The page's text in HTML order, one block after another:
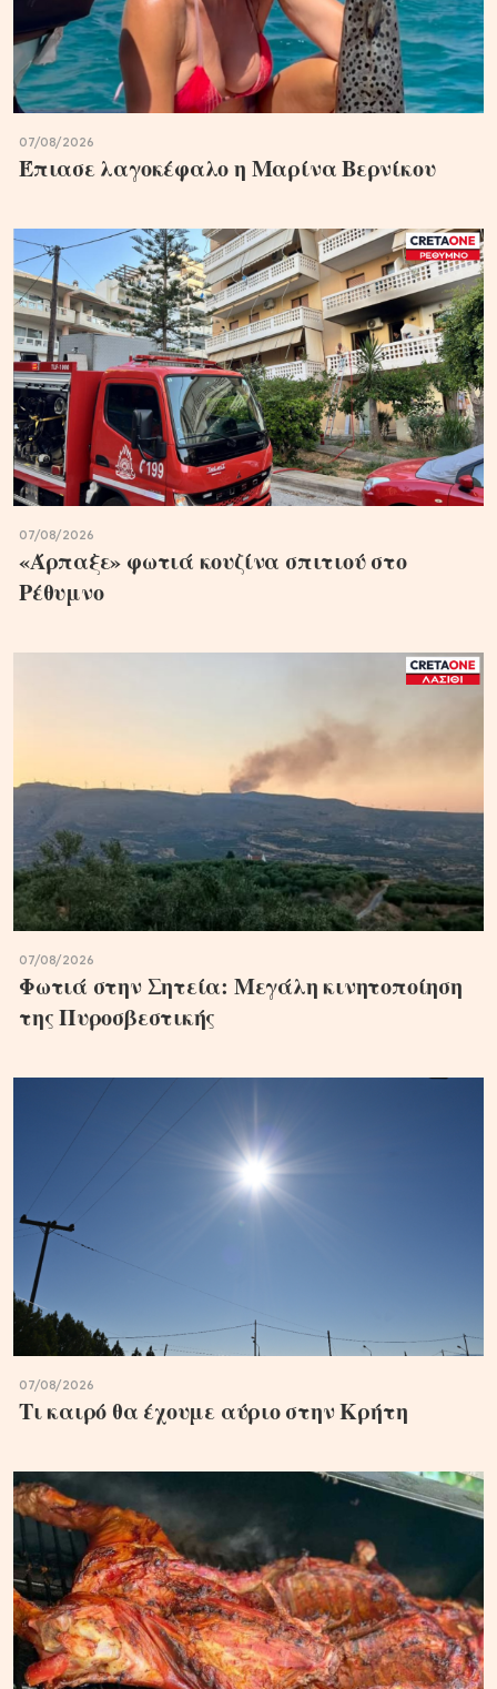
07/08/2026
Έπιασε λαγοκέφαλο η Μαρίνα Βερνίκου
07/08/2026
«Άρπαξε» φωτιά κουζίνα σπιτιού στο
Ρέθυμνο
07/08/2026
Φωτιά στην Σητεία: Μεγάλη κινητοποίηση
της Πυροσβεστικής
07/08/2026
Τι καιρό θα έχουμε αύριο στην Κρήτη